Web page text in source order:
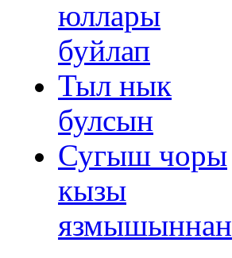
юллары
буйлап
Тыл нык
булсын
Сугыш чоры
кызы
язмышыннан